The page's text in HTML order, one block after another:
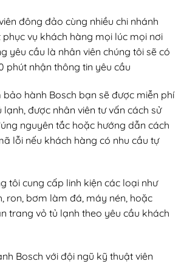
đông đảo cùng nhiều chi nhánh
vụ khách hàng mọi lúc mọi nơi
yêu cầu là nhân viên chúng tôi sẽ có
phút nhận thông tin yêu cầu
hành Bosch bạn sẽ được miễn phí
được nhân viên tư vấn cách sử
nguyên tắc hoặc hướng dẫn cách
lỗi nếu khách hàng có nhu cầu tự
tôi cung cấp linh kiện các loại như
ron, bơm làm đá, máy nén, hoặc
trang vỏ tủ lạnh theo yêu cầu khách
Bosch với đội ngũ kỹ thuật viên